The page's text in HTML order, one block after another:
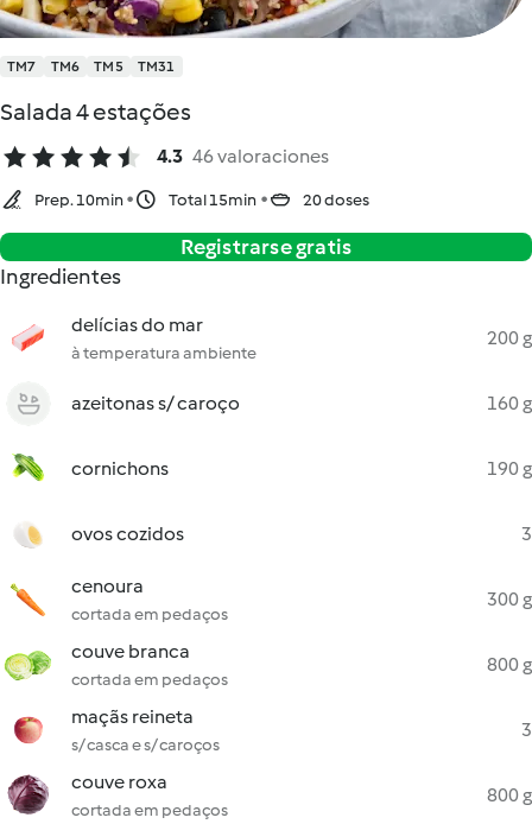
TM7 TM6 TM5 TM31
Salada 4 estações
4.3 46 valoraciones
Prep. 10min Total 15min 20 doses
Registrarse gratis
Ingredientes
delícias do mar
à temperatura ambiente
200 g
azeitonas s/ caroço 160 g
cornichons 190 g
ovos cozidos 3
cenoura
cortada em pedaços
300 g
couve branca
cortada em pedaços
800 g
maçãs reineta
s/ casca e s/ caroços
3
couve roxa
cortada em pedaços
800 g